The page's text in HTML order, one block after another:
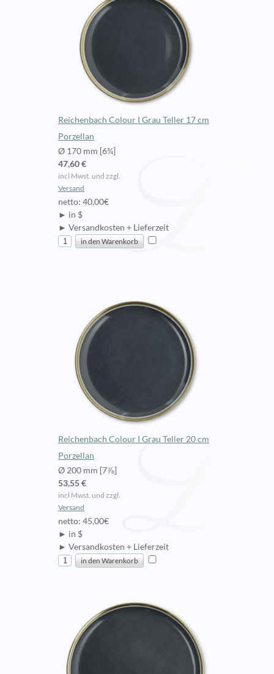
Reichenbach Colour I Grau Teller 17 cm
Porzellan
Ø 170 mm [6¾]
47,60 €
incl Mwst. und zzgl.
Versand
netto: 40,00€
► in $
► Versandkosten + Lieferzeit
Reichenbach Colour I Grau Teller 20 cm
Porzellan
Ø 200 mm [7⅞]
53,55 €
incl Mwst. und zzgl.
Versand
netto: 45,00€
► in $
► Versandkosten + Lieferzeit